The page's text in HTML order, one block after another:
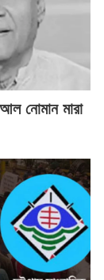
নোমান মারা